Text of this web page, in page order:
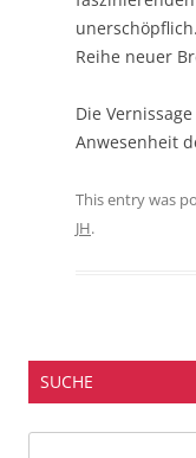
Reihe neuer
Die
Anwesenheit
This entry was
JH.
SUCHE